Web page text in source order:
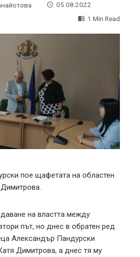
05.08.2022
1 Min Read
пое щафетата на областен
на властта между
път, но днес в обратен ред.
Александър Пандурски
Димитрова, а днес тя му